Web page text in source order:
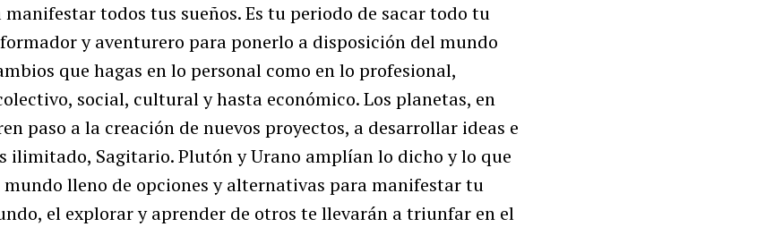
manifestar todos tus sueños. Es tu periodo de sacar todo tu
y aventurero para ponerlo a disposición del mundo
que hagas en lo personal como en lo profesional,
social, cultural y hasta económico. Los planetas, en
paso a la creación de nuevos proyectos, a desarrollar ideas e
ilimitado, Sagitario. Plutón y Urano amplían lo dicho y lo que
lleno de opciones y alternativas para manifestar tu
el explorar y aprender de otros te llevarán a triunfar en el